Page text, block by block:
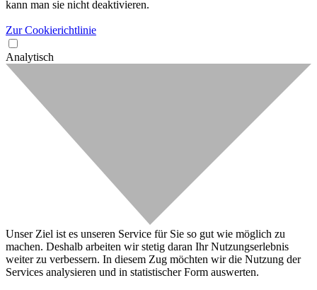
kann man sie nicht deaktivieren.
Zur Cookierichtlinie
Analytisch
Unser Ziel ist es unseren Service für Sie so gut wie möglich zu
machen. Deshalb arbeiten wir stetig daran Ihr Nutzungserlebnis
weiter zu verbessern. In diesem Zug möchten wir die Nutzung der
Services analysieren und in statistischer Form auswerten.